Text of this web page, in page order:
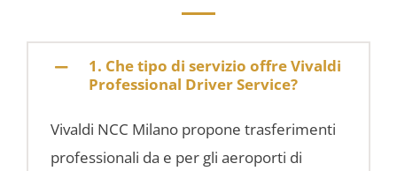
1. Che tipo di servizio offre Vivaldi
Professional Driver Service?
Vivaldi NCC Milano propone trasferimenti
professionali da e per gli aeroporti di